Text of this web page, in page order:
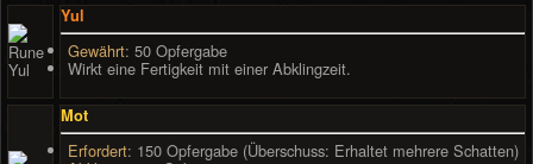
Yul
Gewährt: 50 Opfergabe
Wirkt eine Fertigkeit mit einer Abklingzeit.
Mot
Erfordert: 150 Opfergabe (Überschuss: Erhaltet mehrere Schatten)